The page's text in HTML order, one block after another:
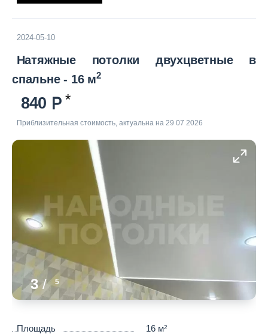
2024-05-10
Натяжные потолки двухцветные в
спальне - 16 м2
840
Приблизительная стоимость, актуальна на 29 07 2026
3/ 5
Площадь 16 м2